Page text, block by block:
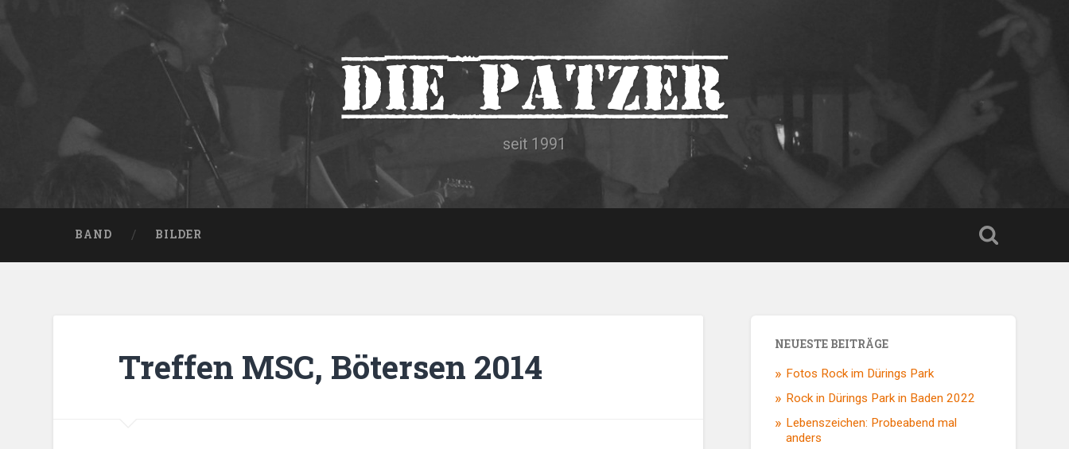
Die Patzer
seit 1991
BAND BILDER
Treffen MSC, Bötersen 2014
NEUESTE BEITRÄGE
Fotos Rock im Dürings Park
Rock in Dürings Park in Baden 2022
Lebenszeichen: Probeabend mal
anders